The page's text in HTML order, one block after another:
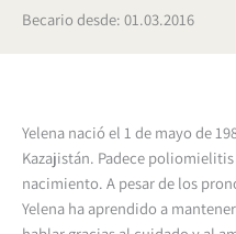
Becario desde: 01.03.2016
Yelena nació el 1 de mayo de
Kazajistán. Padece
nacimiento. A pesar de los
Yelena ha aprendido a